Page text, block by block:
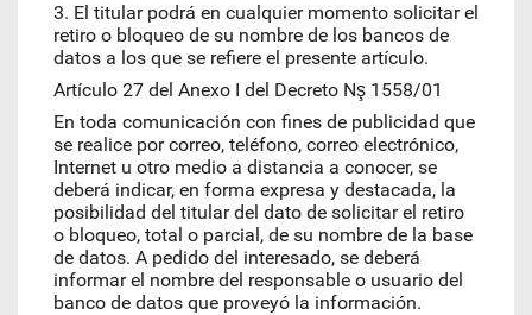
3. El titular podrá en cualquier momento solicitar el
retiro o bloqueo de su nombre de los bancos de
datos a los que se refiere el presente artículo.
Artículo 27 del Anexo I del Decreto Nş 1558/01
En toda comunicación con fines de publicidad que
se realice por correo, teléfono, correo electrónico,
Internet u otro medio a distancia a conocer, se
deberá indicar, en forma expresa y destacada, la
posibilidad del titular del dato de solicitar el retiro
o bloqueo, total o parcial, de su nombre de la base
de datos. A pedido del interesado, se deberá
informar el nombre del responsable o usuario del
banco de datos que proveyó la información.